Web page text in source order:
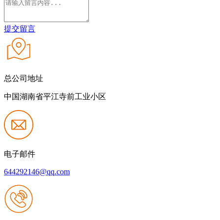
提交留言
总公司地址
中国湖南省平江寺前工业小区
电子邮件
644292146@qq.com